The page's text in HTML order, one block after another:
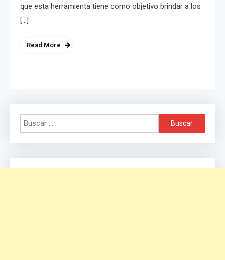
que esta herramienta tiene como objetivo brindar a los
[…]
Read More
Buscar: